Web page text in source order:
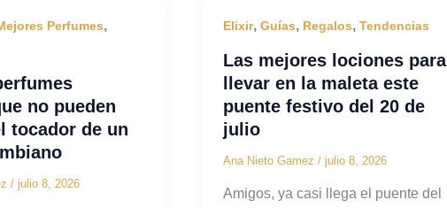
Perfumes,
no pueden
tocador de un
/ julio 8, 2026
Elixir, Guías, Regalos, Tendencias
Las mejores lociones para
llevar en la maleta este
puente festivo del 20 de
julio
Ana Nieto Gamez / julio 8, 2026
Amigos, ya casi llega el puente del